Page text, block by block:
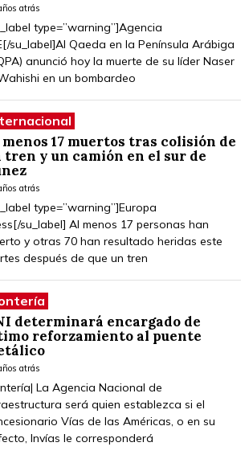
atrás
type=”warning”]Agencia
su_label]Al Qaeda en la Península Arábiga
anunció hoy la muerte de su líder Naser
en un bombardeo
17 muertos tras colisión de
tren y un camión en el sur de
atrás
type=”warning”]Europa
su_label] Al menos 17 personas han
y otras 70 han resultado heridas este
después de que un tren
determinará encargado de
reforzamiento al puente
atrás
La Agencia Nacional de
será quien establezca si el
Vías de las Américas, o en su
Invías le corresponderá